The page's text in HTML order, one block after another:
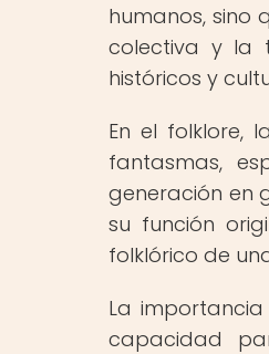
humanos, sino
colectiva y la
históricos y
En el folklore,
fantasmas,
generación en
su función
folklórico de
La
capacidad